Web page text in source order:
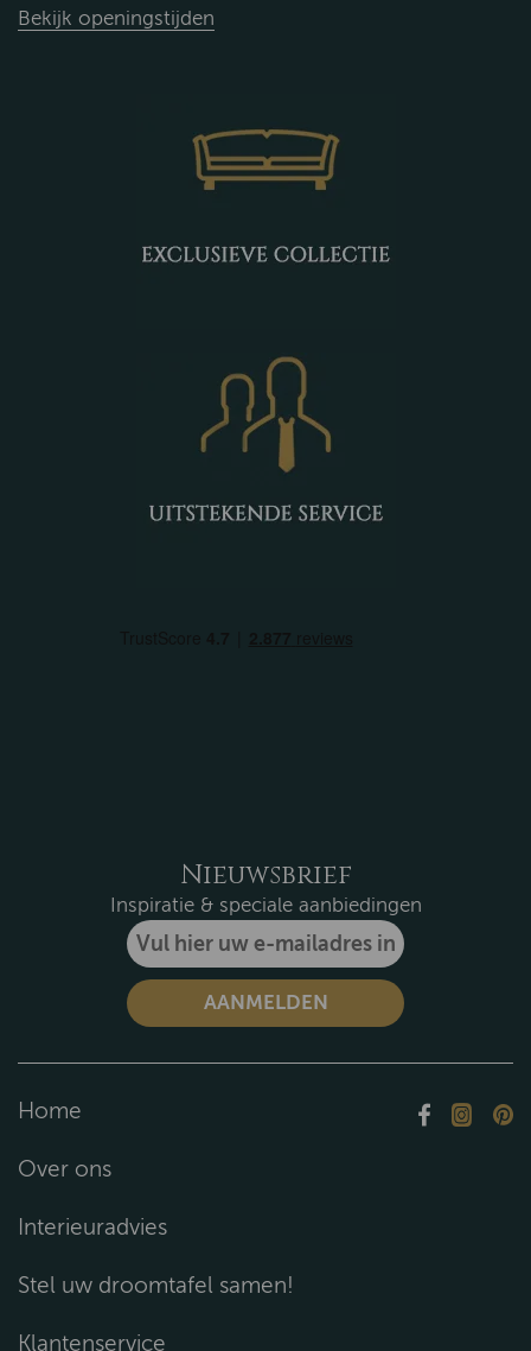
Bekijk openingstijden
Nieuwsbrief
Inspiratie & speciale aanbiedingen
Home
Over ons
Interieuradvies
Stel uw droomtafel samen!
Klantenservice